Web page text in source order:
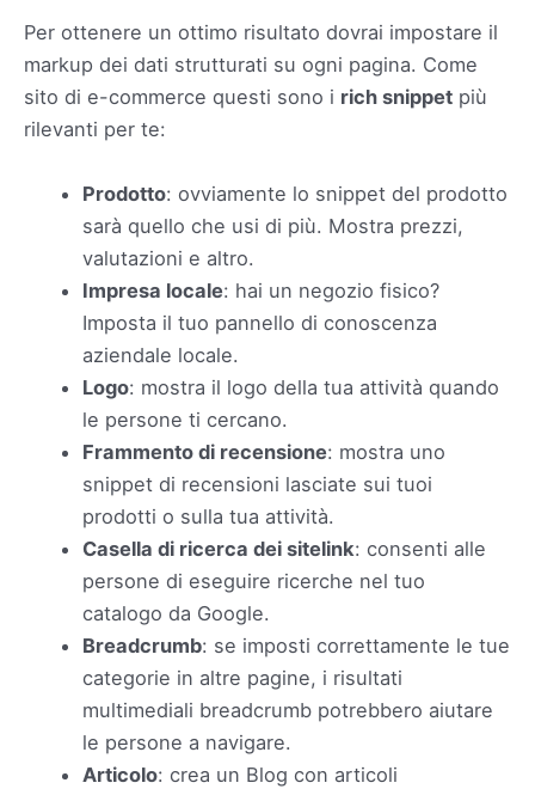
Per ottenere un ottimo risultato dovrai impostare il
markup dei dati strutturati su ogni pagina. Come
sito di e-commerce questi sono i rich snippet più
rilevanti per te:
Prodotto: ovviamente lo snippet del prodotto
sarà quello che usi di più. Mostra prezzi,
valutazioni e altro.
Impresa locale: hai un negozio fisico?
Imposta il tuo pannello di conoscenza
aziendale locale.
Logo: mostra il logo della tua attività quando
le persone ti cercano.
Frammento di recensione: mostra uno
snippet di recensioni lasciate sui tuoi
prodotti o sulla tua attività.
Casella di ricerca dei sitelink: consenti alle
persone di eseguire ricerche nel tuo
catalogo da Google.
Breadcrumb: se imposti correttamente le tue
categorie in altre pagine, i risultati
multimediali breadcrumb potrebbero aiutare
le persone a navigare.
Articolo: crea un Blog con articoli